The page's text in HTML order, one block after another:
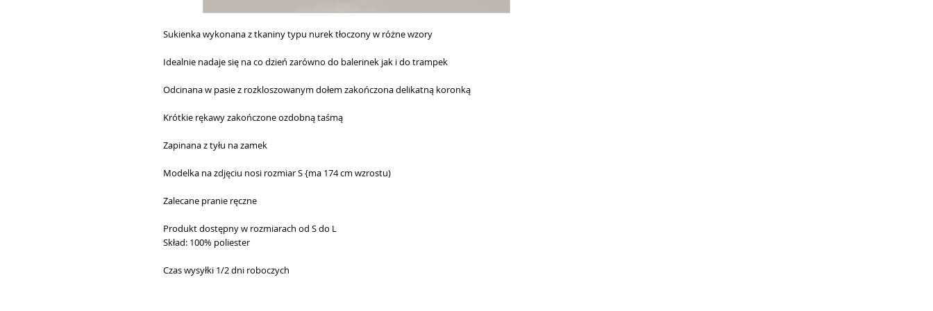
Sukienka wykonana z tkaniny typu nurek tłoczony w różne wzory
Idealnie nadaje się na co dzień zarówno do balerinek jak i do trampek
Odcinana w pasie z rozkloszowanym dołem zakończona delikatną koronką
Krótkie rękawy zakończone ozdobną taśmą
Zapinana z tyłu na zamek
Modelka na zdjęciu nosi rozmiar S {ma 174 cm wzrostu)
Zalecane pranie ręczne
Produkt dostępny w rozmiarach od S do L
Skład: 100% poliester
Czas wysyłki 1/2 dni roboczych